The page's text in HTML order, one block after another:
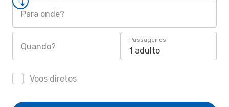
Para onde?
Quando?
Passageiros
1 adulto
Voos diretos